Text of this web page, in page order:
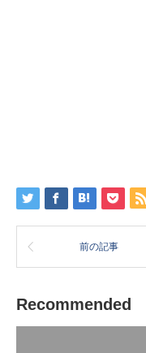
前の記事
Recommended